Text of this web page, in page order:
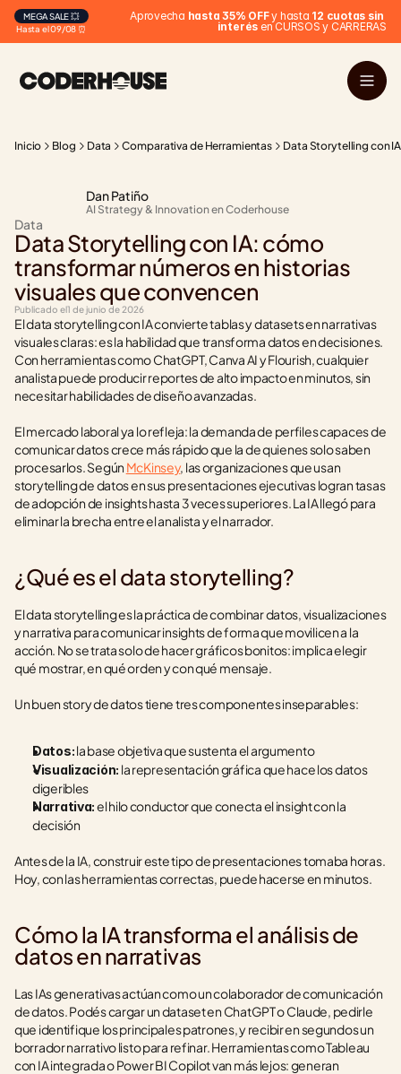
Hasta el 09/08 ⏰
MEGA SALE 💥 Aprovecha hasta 35% OFF y hasta 12 cuotas sin
interés en CURSOS y CARRERAS
Inicio Blog Data Comparativa de Herramientas Data Storytelling con
Dan Patiño
AI Strategy & Innovation en Coderhouse
Data
Data Storytelling con IA: cómo
transformar números en historias
visuales que convencen
Publicado el1 de junio de 2026
El data storytelling con IA convierte tablas y datasets en narrativas
visuales claras: es la habilidad que transforma datos en decisiones.
Con herramientas como ChatGPT, Canva AI y Flourish, cualquier
analista puede producir reportes de alto impacto en minutos, sin
necesitar habilidades de diseño avanzadas.
El mercado laboral ya lo refleja: la demanda de perfiles capaces de
comunicar datos crece más rápido que la de quienes solo saben
procesarlos. Según McKinsey, las organizaciones que usan
storytelling de datos en sus presentaciones ejecutivas logran tasas
de adopción de insights hasta 3 veces superiores. La IA llegó para
eliminar la brecha entre el analista y el narrador.
¿Qué es el data storytelling?
El data storytelling es la práctica de combinar datos, visualizaciones
y narrativa para comunicar insights de forma que movilicen a la
acción. No se trata solo de hacer gráficos bonitos: implica elegir
qué mostrar, en qué orden y con qué mensaje.
Un buen story de datos tiene tres componentes inseparables:
Datos: la base objetiva que sustenta el argumento
Visualización: la representación gráfica que hace los datos
digeribles
Narrativa: el hilo conductor que conecta el insight con la
decisión
Antes de la IA, construir este tipo de presentaciones tomaba horas.
Hoy, con las herramientas correctas, puede hacerse en minutos.
Cómo la IA transforma el análisis de
datos en narrativas
Las IAs generativas actúan como un colaborador de comunicación
de datos. Podés cargar un dataset en ChatGPT o Claude, pedirle
que identifique los principales patrones, y recibir en segundos un
borrador narrativo listo para refinar. Herramientas como Tableau
con IA integrada o Power BI Copilot van más lejos: generan